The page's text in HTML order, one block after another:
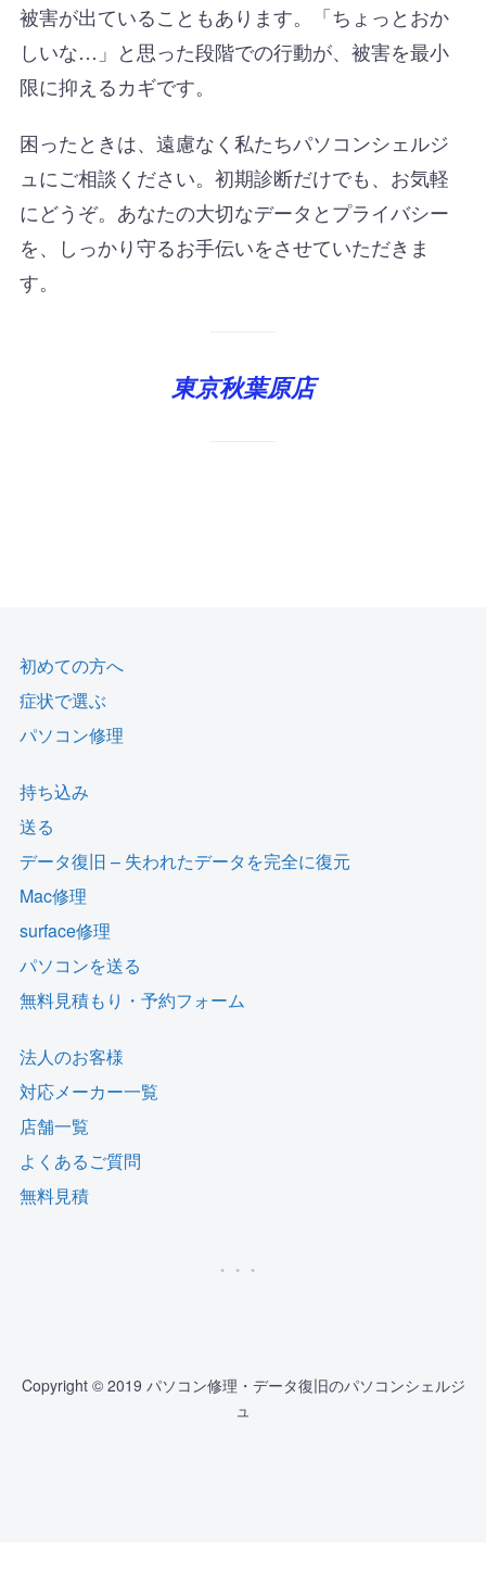
被害が出ていることもあります。「ちょっとおか
しいな…」と思った段階での行動が、被害を最小
限に抑えるカギです。
困ったときは、遠慮なく私たちパソコンシェルジ
ュにご相談ください。初期診断だけでも、お気軽
にどうぞ。あなたの大切なデータとプライバシー
を、しっかり守るお手伝いをさせていただきま
す。
東京秋葉原店
初めての方へ
症状で選ぶ
パソコン修理
持ち込み
送る
データ復旧 – 失われたデータを完全に復元
Mac修理
surface修理
パソコンを送る
無料見積もり・予約フォーム
法人のお客様
対応メーカー一覧
店舗一覧
よくあるご質問
無料見積
Copyright © 2019 パソコン修理・データ復旧のパソコンシェルジ
ュ